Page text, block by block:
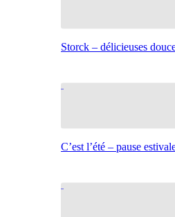
Storck – délicieuses
C’est l’été – pause